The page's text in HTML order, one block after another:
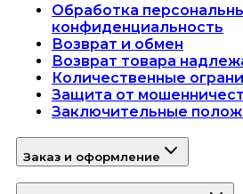
Обработка
конфиденциальность
Возврат и обмен
Возврат товара
Количественные
Защита от
Заключительные
Заказ и оформление